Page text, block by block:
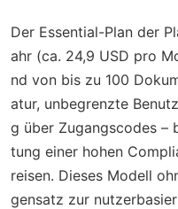
Der Essential-Plan der
ahr (ca. 24,9 USD pro
nd von bis zu 100
atur, unbegrenzte
g über Zugangscodes –
tung einer hohen
reisen. Dieses Modell
gensatz zur